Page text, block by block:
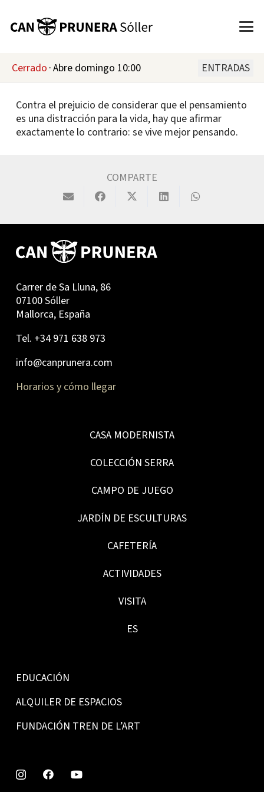
Cerrado ·Abre domingo 10:00 ENTRADAS
Contra el prejuicio de considerar que el pensamiento
es una distracción para la vida, hay que afirmar
exactamente lo contrario: se vive mejor pensando.
COMPARTE
Carrer de Sa Lluna, 86
07100 Sóller
Mallorca, España
Tel. +34 971 638 973
info@canprunera.com
Horarios y cómo llegar
CASA MODERNISTA
COLECCIÓN SERRA
CAMPO DE JUEGO
JARDÍN DE ESCULTURAS
CAFETERÍA
ACTIVIDADES
VISITA
ES
EDUCACIÓN
ALQUILER DE ESPACIOS
FUNDACIÓN TREN DE L’ART